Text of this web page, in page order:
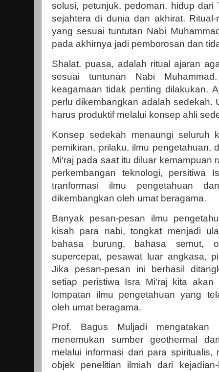
solusi, petunjuk, pedoman, hidup
sejahtera di dunia dan akhirat.
yang sesuai tuntutan Nabi
pada akhirnya jadi pemborosan dan
Shalat, puasa, adalah ritual ajaran
sesuai tuntunan Nabi
keagamaan tidak penting dilakukan.
perlu dikembangkan adalah sedekah.
harus produktif melalui konsep ahli
Konsep sedekah menaungi seluruh
pemikiran, prilaku, ilmu pengetahuan,
Mi'raj pada saat itu diluar kemampuan
perkembangan teknologi, persitiwa
tranformasi ilmu pengetahuan
dikembangkan oleh umat beragama.
Banyak pesan-pesan ilmu
kisah para nabi, tongkat menjadi
bahasa burung, bahasa semut,
supercepat, pesawat luar angkasa,
Jika pesan-pesan ini berhasil
setiap peristiwa Isra Mi'raj kita akan
lompatan ilmu pengetahuan yang
oleh umat beragama.
Prof. Bagus Muljadi mengatakan
menemukan sumber geothermal
melalui informasi dari para
objek penelitian ilmiah dari